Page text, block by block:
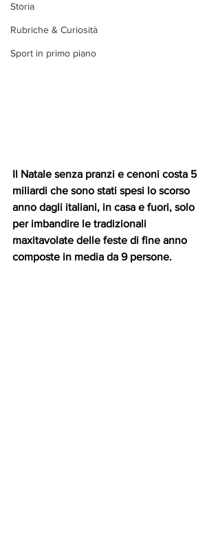
Storia
Rubriche & Curiosità
Sport in primo piano
Il Natale senza pranzi e cenoni costa 5
miliardi che sono stati spesi lo scorso
anno dagli italiani, in casa e fuori, solo
per imbandire le tradizionali
maxitavolate delle feste di fine anno
composte in media da 9 persone.